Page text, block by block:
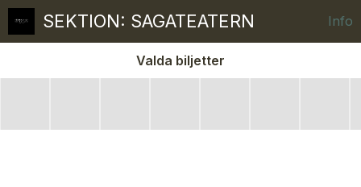
SEKTION: SAGATEATERN Info
Valda biljetter